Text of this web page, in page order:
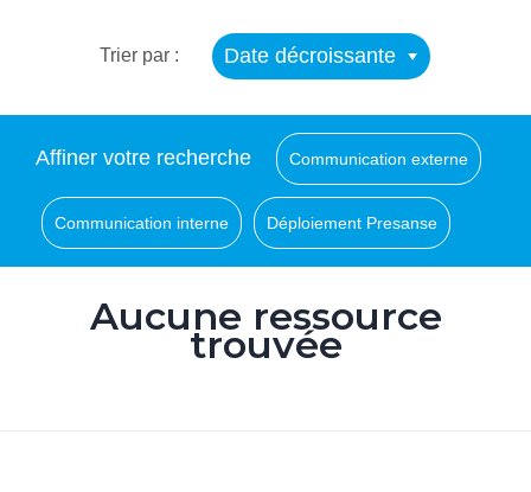
Trier par : Date décroissante
Affiner votre recherche Communication externe
Communication interne Déploiement Presanse
Aucune ressource
trouvée